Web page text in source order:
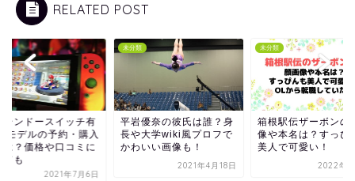
RELATED POST
テンドースイッチ有
モデルの予約・購入
は？価格や口コミに
ても
2021年7月6日
未分類
平岩優奈の彼氏は誰？身
長や大学wiki風プロフで
かわいい画像も！
2021年4月18日
未分類
箱根駅伝ザーボンの
像や本名は？すっぴ
美人で可愛い！
2022年1